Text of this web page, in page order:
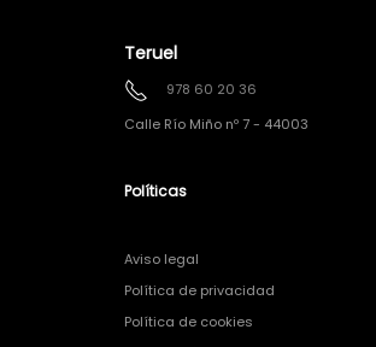
Teruel
978 60 20 36
Calle Río Miño nº 7 - 44003
Políticas
Aviso legal
Política de privacidad
Política de cookies